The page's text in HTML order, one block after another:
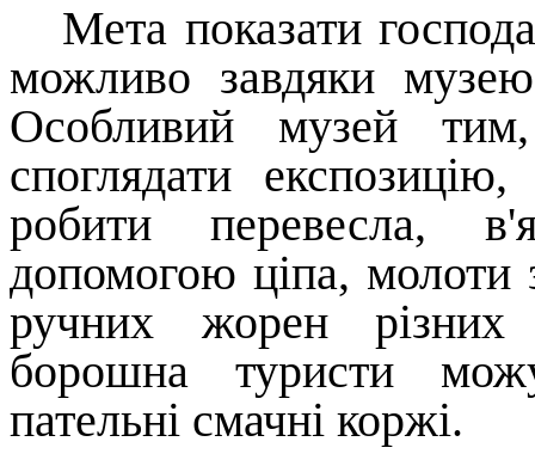
Мета показати
можливо завдяки
Особливий музей
споглядати
робити перевесла,
допомогою ціпа, молоти
ручних жорен різних
борошна туристи
пательні смачні коржі.